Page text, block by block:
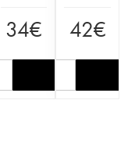
34€ 42€